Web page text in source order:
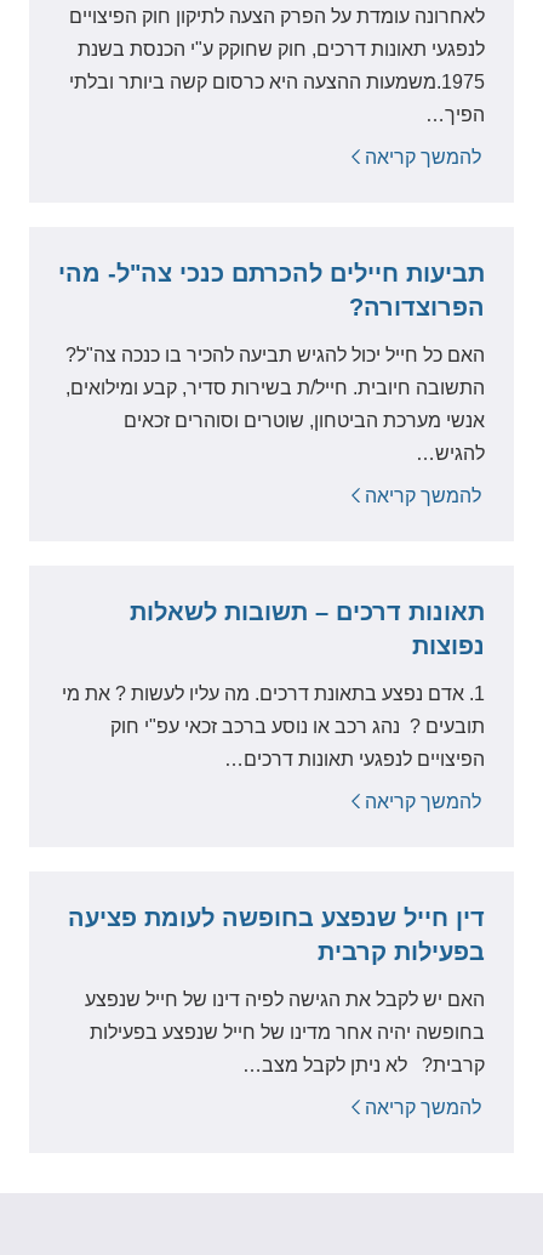
לאחרונה עומדת על הפרק הצעה לתיקון חוק הפיצויים
לנפגעי תאונות דרכים, חוק שחוקק ע"י הכנסת בשנת
1975.משמעות ההצעה היא כרסום קשה ביותר ובלתי
הפיך…
להמשך קריאה
תביעות חיילים להכרתם כנכי צה"ל- מהי
הפרוצדורה?
האם כל חייל יכול להגיש תביעה להכיר בו כנכה צה"ל?
התשובה חיובית. חייל/ת בשירות סדיר, קבע ומילואים,
אנשי מערכת הביטחון, שוטרים וסוהרים זכאים
להגיש…
להמשך קריאה
תאונות דרכים – תשובות לשאלות
נפוצות
1. אדם נפצע בתאונת דרכים. מה עליו לעשות ? את מי
תובעים ? נהג רכב או נוסע ברכב זכאי עפ"י חוק
הפיצויים לנפגעי תאונות דרכים…
להמשך קריאה
דין חייל שנפצע בחופשה לעומת פציעה
בפעילות קרבית
האם יש לקבל את הגישה לפיה דינו של חייל שנפצע
בחופשה יהיה אחר מדינו של חייל שנפצע בפעילות
קרבית? לא ניתן לקבל מצב…
להמשך קריאה